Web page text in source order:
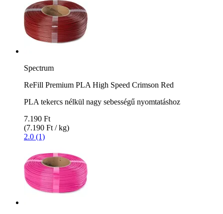
Spectrum
ReFill Premium PLA High Speed Crimson Red
PLA tekercs nélkül nagy sebességű nyomtatáshoz
7.190 Ft
(7.190 Ft / kg)
2.0 (1)